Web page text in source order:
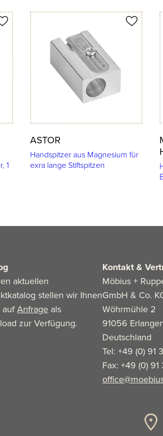
1
ASTOR
Handspitzer aus Magnesium für
exra lange Stiftspitzen
Produkt merken
aktuellen
stellen wir Ihnen
aufAnfrage als
zur Verfügung.
Kontakt &
Möbius +
GmbH & Co.
Wöhrmühle 2
91056
Deutschland
Tel: +49 (0) 91
Fax: +49 (0)